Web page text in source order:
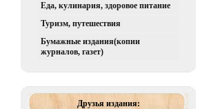
Еда, кулинария, здоровое питание
Туризм, путешествия
Бумажные издания(копии
журналов, газет)
Друзья издания: